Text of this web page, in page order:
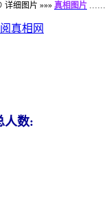
详细图片 »»» 真相图片 ……
人数: